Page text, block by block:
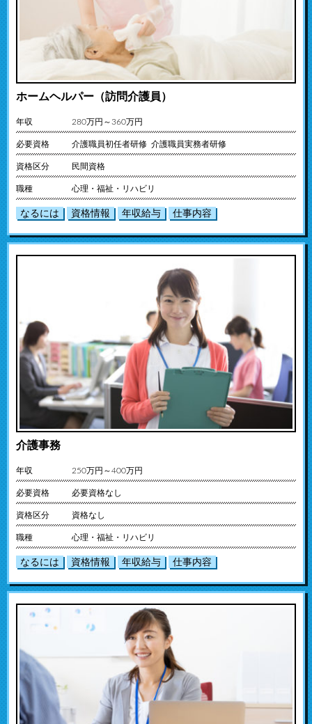
ホームヘルパー（訪問介護員）
年収 280万円～360万円
必要資格 介護職員初任者研修 介護職員実務者研修
資格区分 民間資格
職種 心理・福祉・リハビリ
なるには 資格情報 年収給与 仕事内容
介護事務
年収 250万円～400万円
必要資格 必要資格なし
資格区分 資格なし
職種 心理・福祉・リハビリ
なるには 資格情報 年収給与 仕事内容